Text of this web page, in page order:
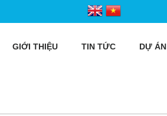
GIỚI THIỆU TIN TỨC DỰ ÁN